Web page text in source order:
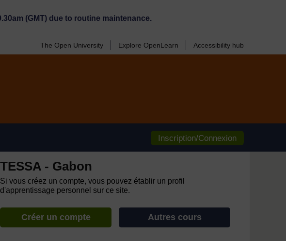
(GMT) due to routine maintenance.
The Open University Explore OpenLearn Accessibility hub
Inscription/Connexion
TESSA - Gabon
Si vous créez un compte, vous pouvez établir un profil
d'apprentissage personnel sur ce site.
Créer un compte Autres cours